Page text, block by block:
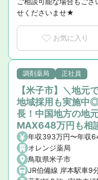
せくださいませ★
お気に入り
調剤薬局 正社員
【米子市】＼地元
地域採用も実施中
長！中国地方の地
MAX648万円も相
年収393万円〜年収
オレンジ薬局
鳥取県米子市
JR伯備線 岸本駅車9